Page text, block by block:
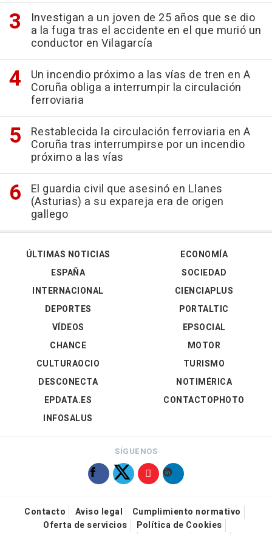
Investigan a un joven de 25 años que se dio
a la fuga tras el accidente en el que murió un
conductor en Vilagarcía
Un incendio próximo a las vías de tren en A
Coruña obliga a interrumpir la circulación
ferroviaria
Restablecida la circulación ferroviaria en A
Coruña tras interrumpirse por un incendio
próximo a las vías
El guardia civil que asesinó en Llanes
(Asturias) a su expareja era de origen
gallego
ÚLTIMAS NOTICIAS
ESPAÑA
INTERNACIONAL
DEPORTES
VÍDEOS
ECONOMÍA
SOCIEDAD
CIENCIAPLUS
PORTALTIC
EPSOCIAL
CHANCE
CULTURAOCIO
DESCONECTA
EPDATA.ES
INFOSALUS
MOTOR
TURISMO
NOTIMÉRICA
CONTACTOPHOTO
SÍGUENOS
Contacto Aviso legal
Cumplimiento normativo
Oferta de servicios
Política de Cookies